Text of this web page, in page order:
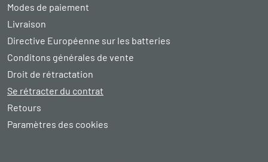
Modes de paiement
Livraison
Directive Européenne sur les batteries
Conditons générales de vente
Droit de rétractation
Se rétracter du contrat
Retours
Paramètres des cookies